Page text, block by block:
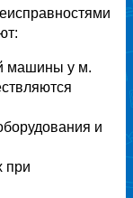
машины у м.
и
при